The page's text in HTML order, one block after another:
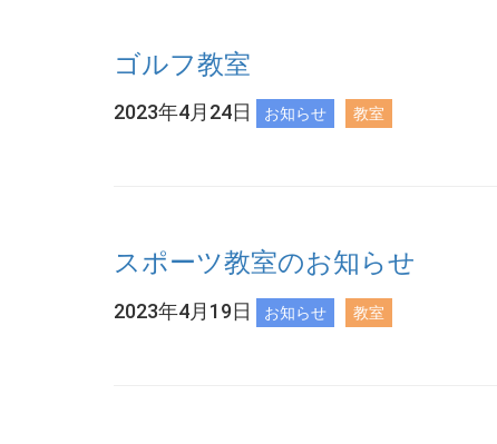
ゴルフ教室
2023年4月24日 お知らせ 教室
スポーツ教室のお知らせ
2023年4月19日 お知らせ 教室